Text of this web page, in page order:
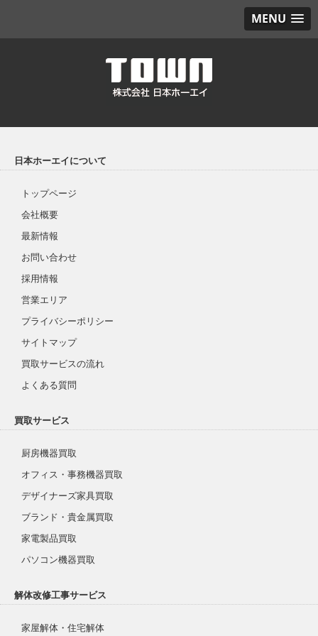
MENU
日本ホーエイについて
トップページ
会社概要
最新情報
お問い合わせ
採用情報
営業エリア
プライバシーポリシー
サイトマップ
買取サービスの流れ
よくある質問
買取サービス
厨房機器買取
オフィス・事務機器買取
デザイナーズ家具買取
ブランド・貴金属買取
家電製品買取
パソコン機器買取
解体改修工事サービス
家屋解体・住宅解体